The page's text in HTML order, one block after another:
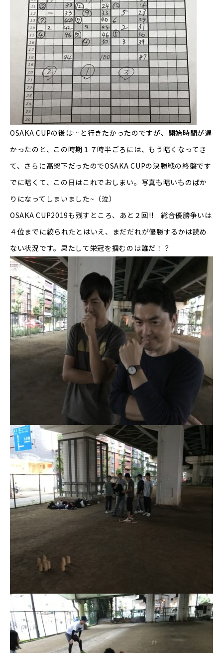
OSAKA CUPの後は…と行きたかったのですが、開始時間が遅
かったのと、この時期１７時半ごろには、もう暗くなってき
て、さらに高架下だったのでOSAKA CUPの決勝戦の終盤です
でに暗くて、この日はこれでおしまい。写真も暗いものばか
りになってしまいました~（泣）
OSAKA CUP2019も残すところ、あと２回!! 総合優勝争いは
４位までに絞られたとはいえ、まだだれが優勝するかは読め
ない状況です。果たして栄冠を掴むのは誰だ！？